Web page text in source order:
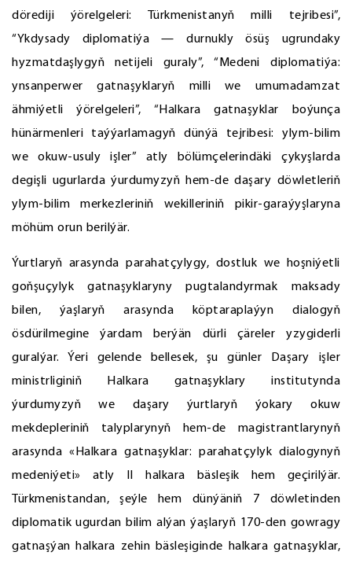
dörediji ýörelgeleri: Türkmenistanyň milli tejribesi”,
“Ykdysady diplomatiýa — durnukly ösüş ugrundaky
hyzmatdaşlygyň netijeli guraly”, “Medeni diplomatiýa:
ynsanperwer gatnaşyklaryň milli we umumadamzat
ähmiýetli ýörelgeleri”, “Halkara gatnaşyklar boýunça
hünärmenleri taýýarlamagyň dünýä tejribesi: ylym-bilim
we okuw-usuly işler” atly bölümçelerindäki çykyşlarda
degişli ugurlarda ýurdumyzyň hem-de daşary döwletleriň
ylym-bilim merkezleriniň wekilleriniň pikir-garaýyşlaryna
möhüm orun berilýär.
Ýurtlaryň arasynda parahatçylygy, dostluk we hoşniýetli
goňşuçylyk gatnaşyklaryny pugtalandyrmak maksady
bilen, ýaşlaryň arasynda köptaraplaýyn dialogyň
ösdürilmegine ýardam berýän dürli çäreler yzygiderli
guralýar. Ýeri gelende bellesek, şu günler Daşary işler
ministrliginiň Halkara gatnaşyklary institutynda
ýurdumyzyň we daşary ýurtlaryň ýokary okuw
mekdepleriniň talyplarynyň hem-de magistrantlarynyň
arasynda «Halkara gatnaşyklar: parahatçylyk dialogynyň
medeniýeti» atly II halkara bäsleşik hem geçirilýär.
Türkmenistandan, şeýle hem dünýäniň 7 döwletinden
diplomatik ugurdan bilim alýan ýaşlaryň 170-den gowragy
gatnaşýan halkara zehin bäsleşiginde halkara gatnaşyklar,